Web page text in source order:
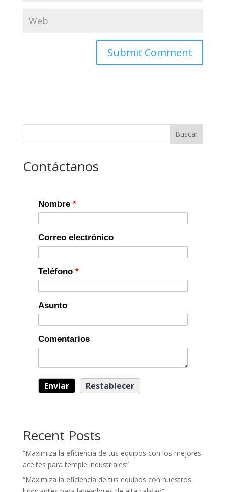
Buscar
Contáctanos
Nombre *
Correo electrónico
Teléfono *
Asunto
Comentarios
Recent Posts
“Maximiza la eficiencia de tus equipos con los mejores
aceites para temple industriales”
“Maximiza la eficiencia de tus equipos con nuestros